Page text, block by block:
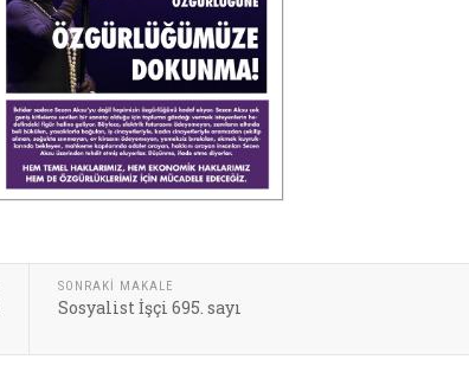
SONRAKI MAKALE
Sosyalist İşçi 695. sayı